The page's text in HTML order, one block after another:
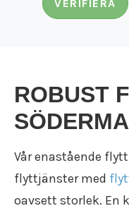
Flyttfirma
Flyttstädning
Flyttstädning
Flyttstädning
Flyttstädning
Flyttstädning
Flyttstädning
Bohagsflytt
Bortforsling
Flyttstädning
Företagsflytt
Kontorsflytt
Distansflytt
KONTAKT
Kontakt
Flyttstädning pris
Kundomdömen
Om oss
GRATIS OFFERT
VERIFIERA
ROBUST
Vår enastående
flyttjänstermed
oavsett storlek. En